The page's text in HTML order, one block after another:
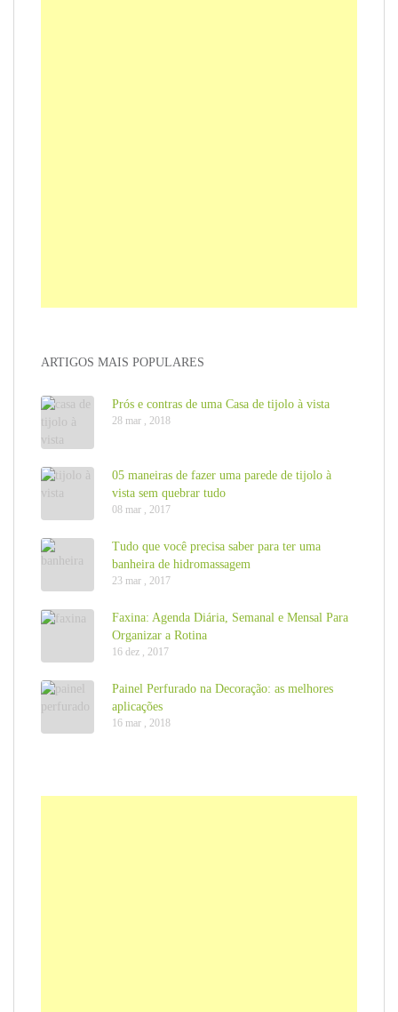
ARTIGOS MAIS POPULARES
Prós e contras de uma Casa de tijolo à vista
28 mar , 2018
05 maneiras de fazer uma parede de tijolo à
vista sem quebrar tudo
08 mar , 2017
Tudo que você precisa saber para ter uma
banheira de hidromassagem
23 mar , 2017
Faxina: Agenda Diária, Semanal e Mensal Para
Organizar a Rotina
16 dez , 2017
Painel Perfurado na Decoração: as melhores
aplicações
16 mar , 2018